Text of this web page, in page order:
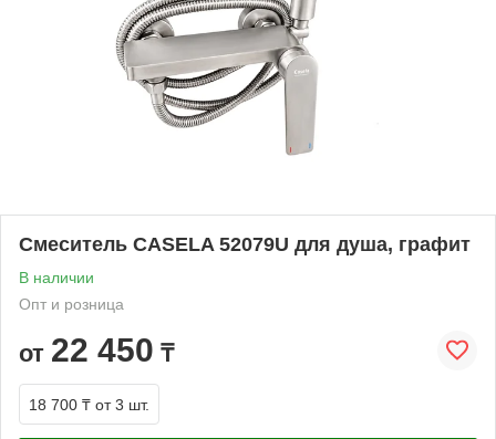
Смеситель CASELA 52079U для душа, графит
В наличии
Опт и розница
от 22 450 ₸
18 700 ₸ от 3 шт.